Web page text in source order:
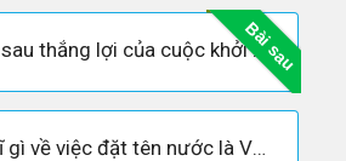
Bài sau
Lý Bí đã làm gì sau thắng lợi của cuộc khởi nghĩa?
Em có suy nghĩ gì về việc đặt tên nước là Vạn Xuân?